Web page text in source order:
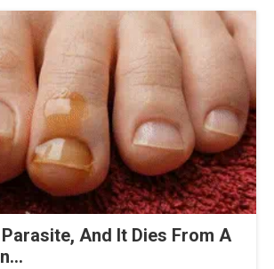
And It Dies From A